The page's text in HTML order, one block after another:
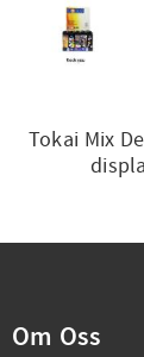
Tokai Mix
Om Oss